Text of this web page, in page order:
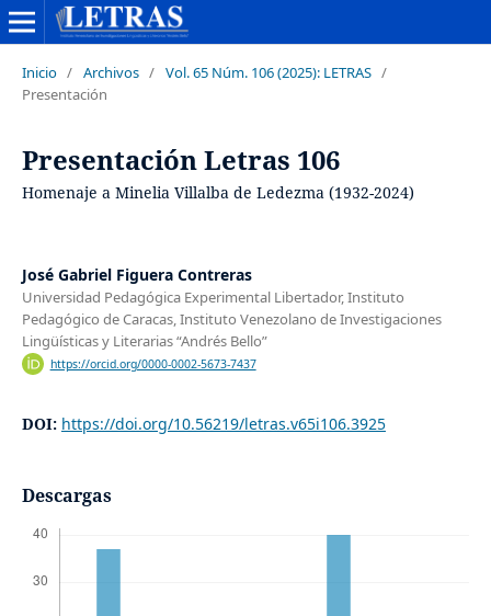
Inicio / Archivos / Vol. 65 Núm. 106 (2025): LETRAS /
Presentación
Presentación Letras 106
Homenaje a Minelia Villalba de Ledezma (1932-2024)
José Gabriel Figuera Contreras
Universidad Pedagógica Experimental Libertador, Instituto
Pedagógico de Caracas, Instituto Venezolano de Investigaciones
Lingüísticas y Literarias “Andrés Bello”
https://orcid.org/0000-0002-5673-7437
DOI: https://doi.org/10.56219/letras.v65i106.3925
Descargas